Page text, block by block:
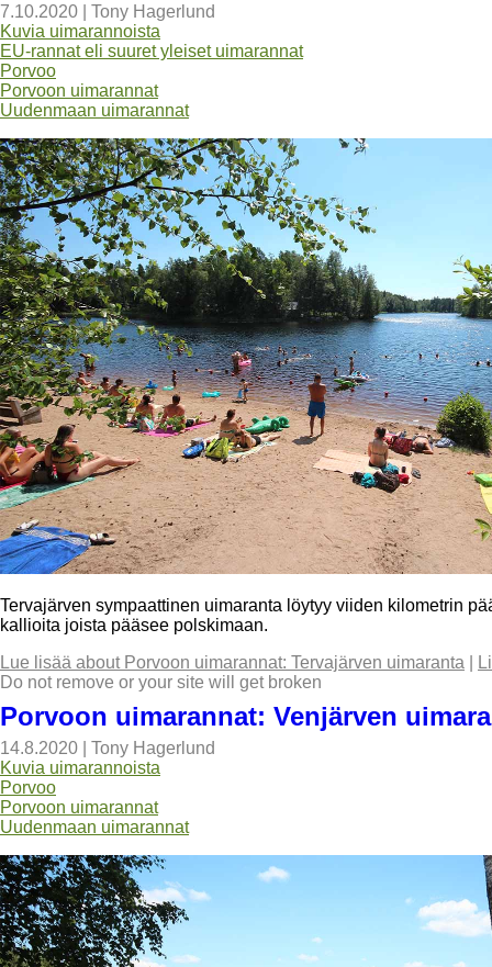
7.10.2020
Tony Hagerlund
Kuvia uimarannoista
EU-rannat eli suuret yleiset uimarannat
Porvoo
Porvoon uimarannat
Uudenmaan uimarannat
Tervajärven sympaattinen uimaranta löytyy viiden kilometrin
kallioita joista pääsee polskimaan.
Lue lisää about Porvoon uimarannat: Tervajärven uimaranta
Do not remove or your site will get broken
Porvoon uimarannat: Venjärven
14.8.2020
Tony Hagerlund
Kuvia uimarannoista
Porvoo
Porvoon uimarannat
Uudenmaan uimarannat